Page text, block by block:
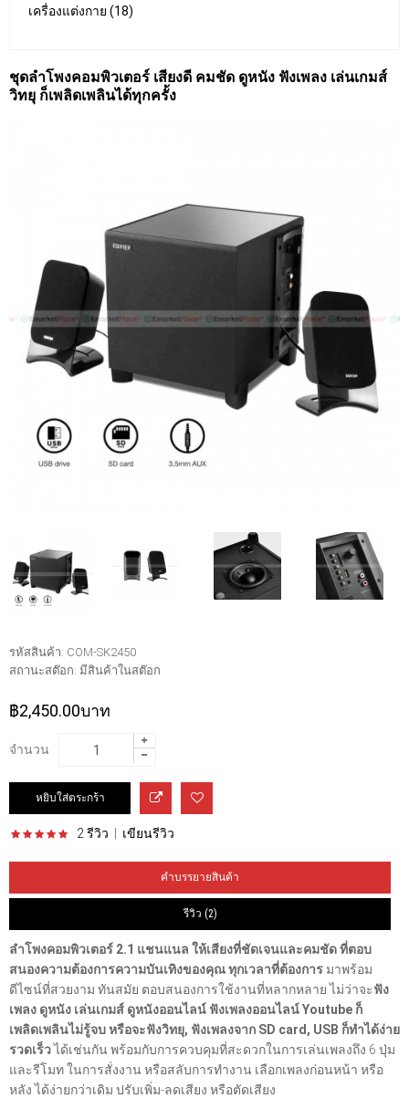
เครื่องแต่งกาย (18)
ชุดลำโพงคอมพิวเตอร์ เสียงดี คมชัด ดูหนัง ฟังเพลง เล่นเกมส์
วิทยุ ก็เพลิดเพลินได้ทุกครั้ง
รหัสสินค้า: COM-SK2450
สถานะสต๊อก: มีสินค้าในสต๊อก
฿2,450.00บาท
จำนวน
2 รีวิว เขียนรีวิว
คำบรรยายสินค้า
รีวิว (2)
ลำโพงคอมพิวเตอร์ 2.1 แชนแนล ให้เสียงที่ชัดเจนและคมชัด ที่ตอบ
สนองความต้องการความบันเทิงของคุณ ทุกเวลาที่ต้องการ มาพร้อม
ดีไซน์ที่สวยงาม ทันสมัย ตอบสนองการใช้งานที่หลากหลาย ไม่ว่าจะฟัง
เพลง ดูหนัง เล่นเกมส์ ดูหนังออนไลน์ ฟังเพลงออนไลน์ Youtube ก็
เพลิดเพลินไม่รู้จบ หรือจะฟังวิทยุ, ฟังเพลงจาก SD card, USB ก็ทำได้ง่าย
รวดเร็วได้เช่นกัน พร้อมกับการควบคุมที่สะดวกในการเล่นเพลงถึง 6 ปุ่ม
และรีโมท ในการสั่งงาน หรือสลับการทำงาน เลือกเพลงก่อนหน้า หรือ
หลัง ได้ง่ายกว่าเดิม ปรับเพิ่ม-ลดเสียง หรือตัดเสียง